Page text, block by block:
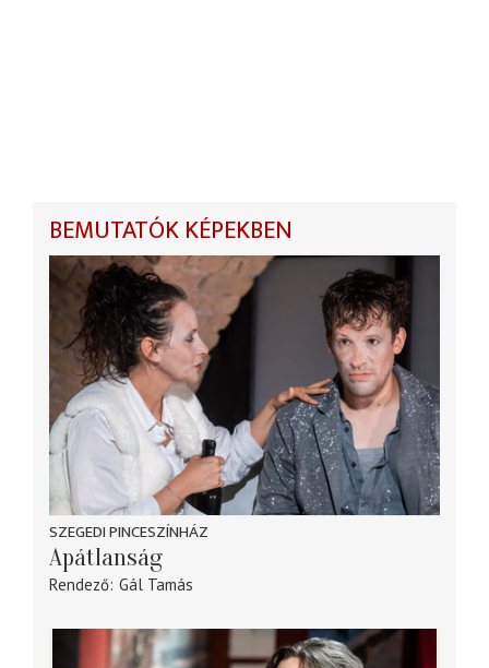
BEMUTATÓK KÉPEKBEN
SZEGEDI PINCESZÍNHÁZ
Apátlanság
Rendező Gál Tamás